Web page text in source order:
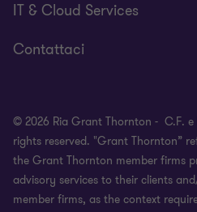
IT & Cloud Services
Contattaci
© 2026 Ria Grant Thornton - C.F. e
rights reserved. "Grant Thornton”
the Grant Thornton member firms
advisory services to their clients
member firms, as the context